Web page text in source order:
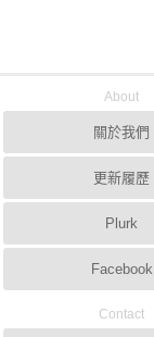
About
關於我們
更新履歷
Plurk
Facebook
Contact